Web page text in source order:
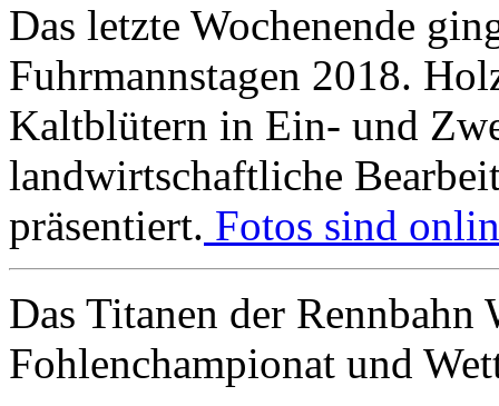
Das letzte Wochenende
Fuhrmannstagen 2018.
Kaltblütern in Ein- und
landwirtschaftliche
präsentiert. Fotos sind
Das Titanen der
Fohlenchampionat und